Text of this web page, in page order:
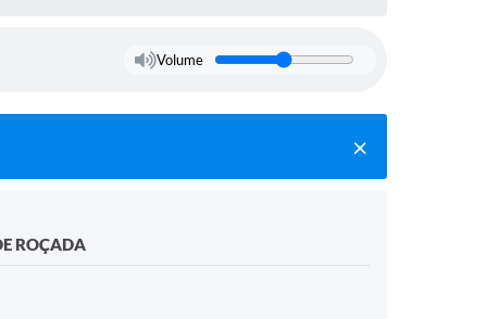
Volume
ROÇADA